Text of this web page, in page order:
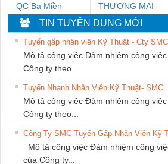
QC Ba Miền
THƯƠNG MẠI
THIÊN ÂN VIỆT
NAM
TIN TUYỂN DỤNG MỚI
Tuyển gấp nhân viên Kỹ Thuật - Cty
Mô tả công việc Đảm nhiệm công
Công ty theo...
Tuyển Nhanh Nhân Viên Kỹ Thuật- SMC
Mô tả công việc Đảm nhiệm công
Công ty theo...
Công Ty SMC Tuyển Gấp Nhân Viên Kỹ
Mô tả công việc Đảm nhiệm công
của Công ty...